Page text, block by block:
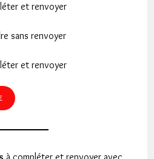
et renvoyer
sans renvoyer
et renvoyer